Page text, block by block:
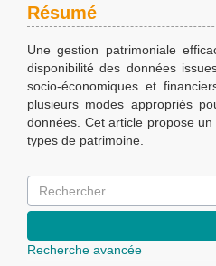
Résumé
Une gestion patrimoniale
disponibilité des données
socio-économiques et
plusieurs modes appropriés
données. Cet article propose
types de patrimoine.
Recherche avancée